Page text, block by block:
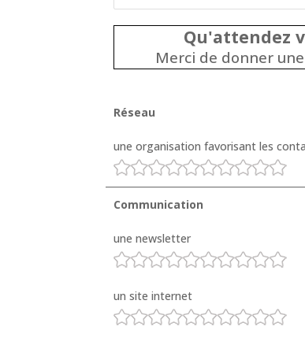
Qu'attendez
Merci de donner
Réseau
une organisation favorisant les
Communication
une newsletter
un site internet